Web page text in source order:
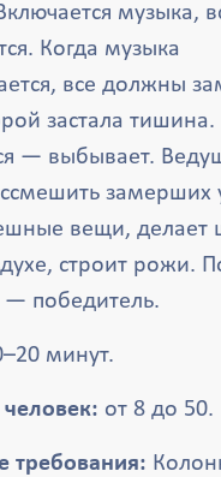
музыка,
Когда музыка
все должны
застала тишина.
— выбывает.
замерших
вещи, делает
строит рожи.
— победитель.
минут.
человек: от 8 до 50.
требования: